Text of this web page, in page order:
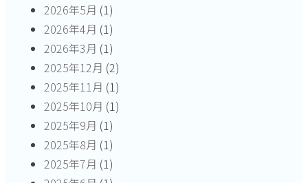
2026年5月 (1)
2026年4月 (1)
2026年3月 (1)
2025年12月 (2)
2025年11月 (1)
2025年10月 (1)
2025年9月 (1)
2025年8月 (1)
2025年7月 (1)